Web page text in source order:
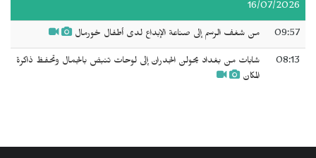
16/07/2026
09:57 من شغف الرسم إلى صناعة الإبداع لدى أطفال خورمال
08:13
شابات من بغداد يحولن الجدران إلى لوحات تنبض بالجمال وتحفظ ذاكرة
المكان